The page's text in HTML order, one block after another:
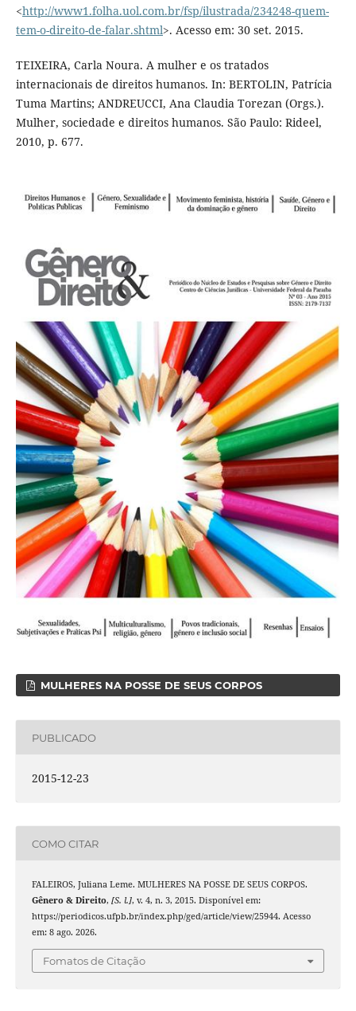
<http://www1.folha.uol.com.br/fsp/ilustrada/234248-quem-
tem-o-direito-de-falar.shtml>. Acesso em: 30 set. 2015.
TEIXEIRA, Carla Noura. A mulher e os tratados
internacionais de direitos humanos. In: BERTOLIN, Patrícia
Tuma Martins; ANDREUCCI, Ana Claudia Torezan (Orgs.).
Mulher, sociedade e direitos humanos. São Paulo: Rideel,
2010, p. 677.
MULHERES NA POSSE DE SEUS CORPOS
PUBLICADO
2015-12-23
COMO CITAR
FALEIROS, Juliana Leme. MULHERES NA POSSE DE SEUS CORPOS.
Gênero & Direito, [S. l.], v. 4, n. 3, 2015. Disponível em:
https://periodicos.ufpb.br/index.php/ged/article/view/25944. Acesso
em: 8 ago. 2026.
Fomatos de Citação